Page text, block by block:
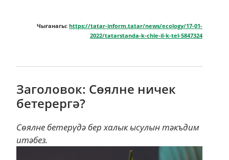
Чыганагы: https://tatar-inform.tatar/news/ecology/17-01-
2022/tatarstanda-k-chle-il-k-tel-5847324
Заголовок: Сөялне ничек
бетерергә?
Сөялне бетерүдә бер халык ысулын тәкъдим
итәбез.